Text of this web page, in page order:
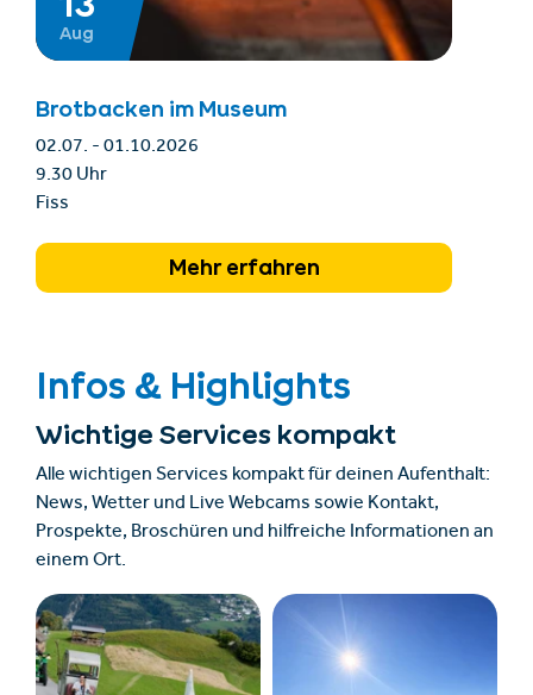
Aug
Brotbacken im Museum
02.07. - 01.10.2026
9.30 Uhr
Fiss
Mehr erfahren
Infos & Highlights
Wichtige Services kompakt
Alle wichtigen Services kompakt für deinen Aufenthalt:
News, Wetter und Live Webcams sowie Kontakt,
Prospekte, Broschüren und hilfreiche Informationen an
einem Ort.